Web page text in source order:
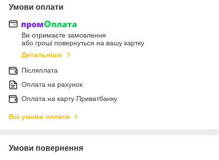
Умови оплати
Ви отримаєте замовлення
або гроші повернуться на вашу картку
Детальніше
Післяплата
Оплата на рахунок
Оплата на карту Приватбанку
Всі умови оплати
Умови повернення